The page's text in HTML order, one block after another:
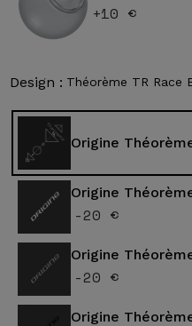
+10 €
Design : Théorème TR Race
Origine
Origine
-20 €
Origine
-20 €
Origine